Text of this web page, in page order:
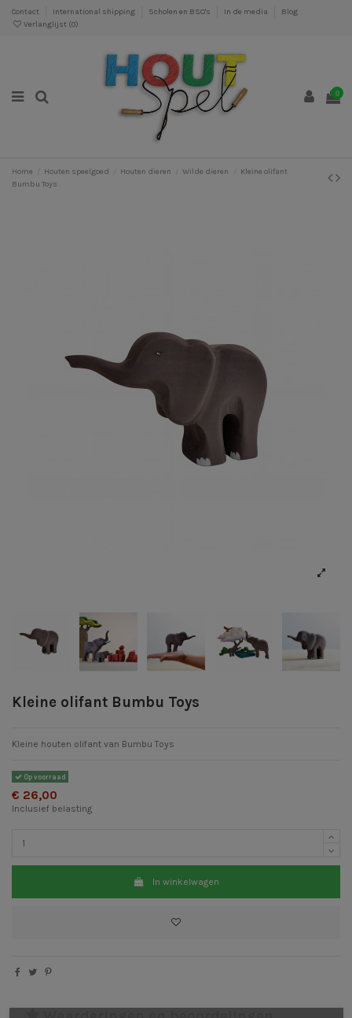
Contact International shipping Scholen en BSO's In de media
Blog
Verlanglijst (0)
0
Home Houten speelgoed Houten dieren Wilde dieren
Kleine olifant
Bumbu Toys
Kleine olifant Bumbu Toys
Kleine houten olifant van Bumbu Toys
Op voorraad
€ 26,00
Inclusief belasting
In winkelwagen